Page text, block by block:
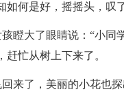
如何是好，摇摇头，叹
瞪大了眼睛说：“小同
忙从树上下来了。
来了，美丽的小花也